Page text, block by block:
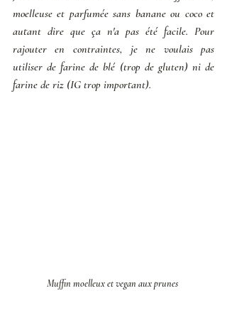
moelleuse et parfumée sans banane ou coco et
autant dire que ça n'a pas été facile. Pour
rajouter en contraintes, je ne voulais pas
utiliser de farine de blé (trop de gluten) ni de
farine de riz (IG trop important).
Muffin moelleux et vegan aux prunes